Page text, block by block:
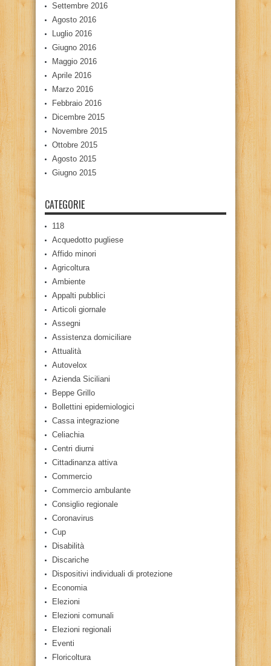
Settembre 2016
Agosto 2016
Luglio 2016
Giugno 2016
Maggio 2016
Aprile 2016
Marzo 2016
Febbraio 2016
Dicembre 2015
Novembre 2015
Ottobre 2015
Agosto 2015
Giugno 2015
CATEGORIE
118
Acquedotto pugliese
Affido minori
Agricoltura
Ambiente
Appalti pubblici
Articoli giornale
Assegni
Assistenza domiciliare
Attualità
Autovelox
Azienda Siciliani
Beppe Grillo
Bollettini epidemiologici
Cassa integrazione
Celiachia
Centri diurni
Cittadinanza attiva
Commercio
Commercio ambulante
Consiglio regionale
Coronavirus
Cup
Disabilità
Discariche
Dispositivi individuali di protezione
Economia
Elezioni
Elezioni comunali
Elezioni regionali
Eventi
Floricoltura